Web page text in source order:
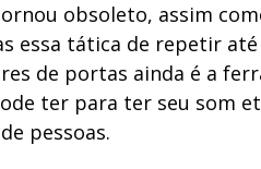
obsoleto, assim
essa tática de repetir
de portas ainda é a
ter para ter seu som
pessoas.